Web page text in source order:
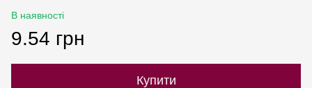
В наявності
9.54 грн
Купити